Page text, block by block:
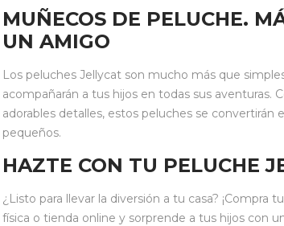
MUÑECOS DE PELUCHE.
UN AMIGO
Los peluches Jellycat son mucho más que
acompañarán a tus hijos en todas sus aventuras.
adorables detalles, estos peluches se
pequeños.
HAZTE CON TU PELUCHE
¿Listo para llevar la diversión a tu casa? ¡Compra
física o tienda online y sorprende a tus hijos con